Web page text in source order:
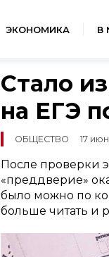
ЭКОНОМИКА В
Стало
на ЕГЭ
ОБЩЕСТВО 17
После проверки
«преддверие»
было можно по
больше читать и